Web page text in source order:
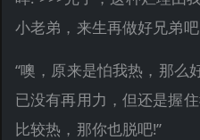
小老弟，来生再做好兄弟
“噢，原来是怕我热，那么
已没有再用力，但还是握
比较热，那你也脱吧!”